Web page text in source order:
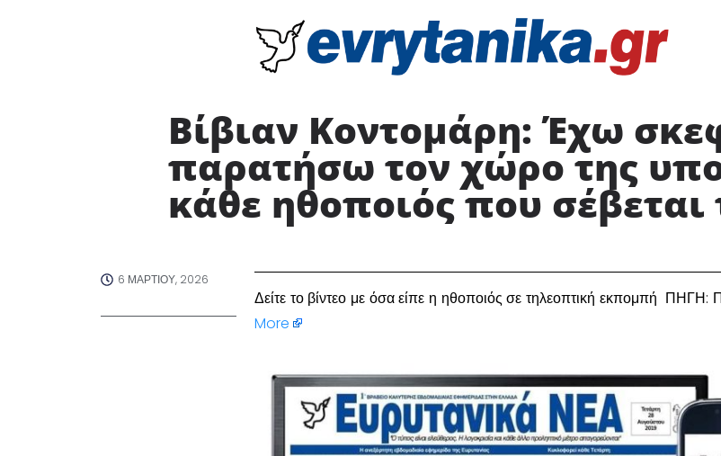
Βίβιαν Κοντομάρη: Έχω
παρατήσω τον χώρο της
κάθε ηθοποιός που σέβεται
6 ΜΑΡΤΊΟΥ, 2026
Δείτε το βίντεο με όσα είπε η ηθοποιός σε τηλεοπτική εκπομπή
More